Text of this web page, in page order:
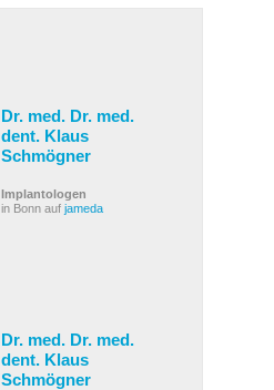
Dr. med. Dr. med.
dent. Klaus
Schmögner
Implantologen
in Bonn auf jameda
Dr. med. Dr. med.
dent. Klaus
Schmögner